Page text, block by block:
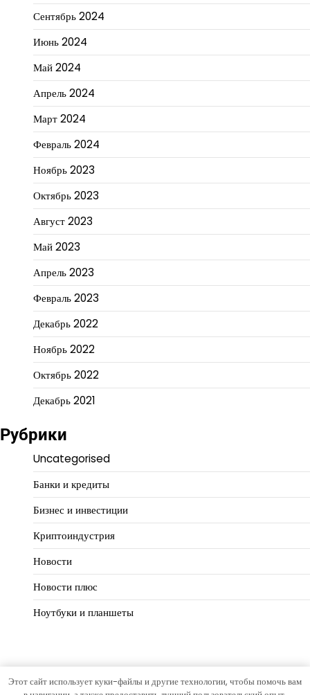
Сентябрь 2024
Июнь 2024
Май 2024
Апрель 2024
Март 2024
Февраль 2024
Ноябрь 2023
Октябрь 2023
Август 2023
Май 2023
Апрель 2023
Февраль 2023
Декабрь 2022
Ноябрь 2022
Октябрь 2022
Декабрь 2021
Рубрики
Uncategorised
Банки и кредиты
Бизнес и инвестиции
Криптоиндустрия
Новости
Новости плюс
Ноутбуки и планшеты
Copyright © 2026Путь предпринимателяТема Hourly News
Этот сайт использует куки-файлы и другие технологии, чтобы помочь вам